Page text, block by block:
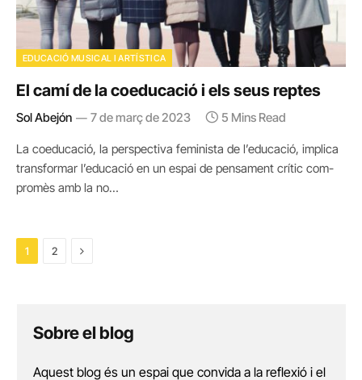
EDUCACIÓ MUSICAL I ARTÍSTICA
El camí de la coeducació i els seus reptes
Sol Abejón 7 de març de 2023 5 Mins Read
La coeducació, la perspectiva feminista de l’educació, implica
transformar l’educació en un espai de pensament crític com­
promès amb la no…
1 2 Next
Sobre el blog
Aquest blog és un espai que convida a la reflexió i el